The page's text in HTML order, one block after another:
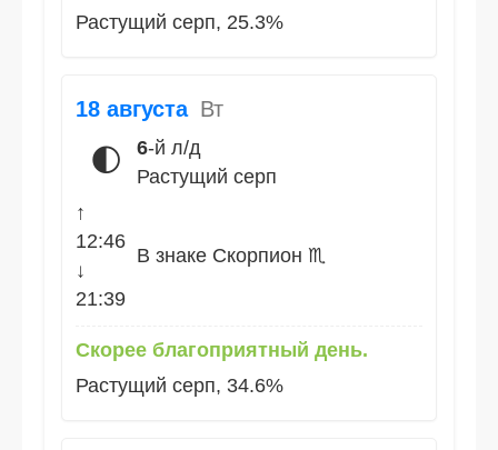
Растущий серп, 25.3%
18 августа Вт
🌓 6-й л/д
Растущий серп
↑
12:46
↓
21:39
В знаке Скорпион ♏
Скорее благоприятный день.
Растущий серп, 34.6%